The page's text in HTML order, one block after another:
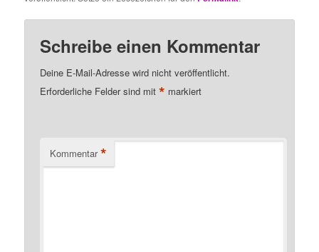
Schreibe einen Kommentar
Deine E-Mail-Adresse wird nicht veröffentlicht.
Erforderliche Felder sind mit* markiert
Kommentar *